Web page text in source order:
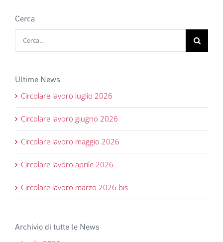
Cerca
Ultime News
Circolare lavoro luglio 2026
Circolare lavoro giugno 2026
Circolare lavoro maggio 2026
Circolare lavoro aprile 2026
Circolare lavoro marzo 2026 bis
Archivio di tutte le News